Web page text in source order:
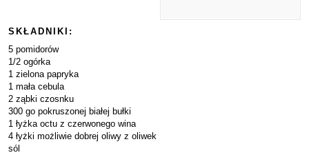
SKŁADNIKI:
5 pomidorów
1/2 ogórka
1 zielona papryka
1 mała cebula
2 ząbki czosnku
300 go pokruszonej białej bułki
1 łyżka octu z czerwonego wina
4 łyżki możliwie dobrej oliwy z oliwek
sól